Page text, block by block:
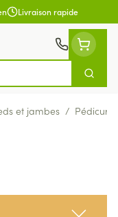
Livraison rapide
et jambes / Pédicure